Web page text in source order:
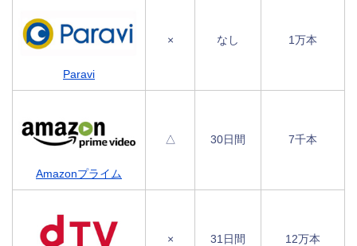
Paravi
× なし 1万本
Amazonプライム
△ 30日間 7千本
× 31日間 12万本